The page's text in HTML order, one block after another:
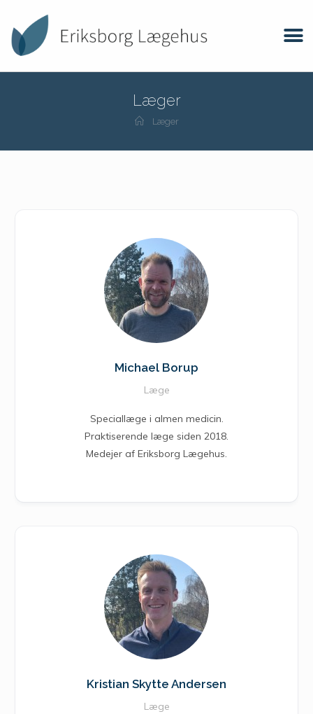
Læger
Læger
Michael Borup
Læge
Speciallæge i almen medicin.
Praktiserende læge siden 2018.
Medejer af Eriksborg Lægehus.
Kristian Skytte Andersen
Læge